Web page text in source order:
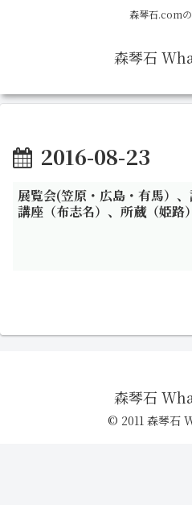
森琴石.com
森琴石
2016-08-23
展覧会(笠原・広島・有馬）、
講座（布志名）、所蔵（姫
森琴石
© 2011 森琴石